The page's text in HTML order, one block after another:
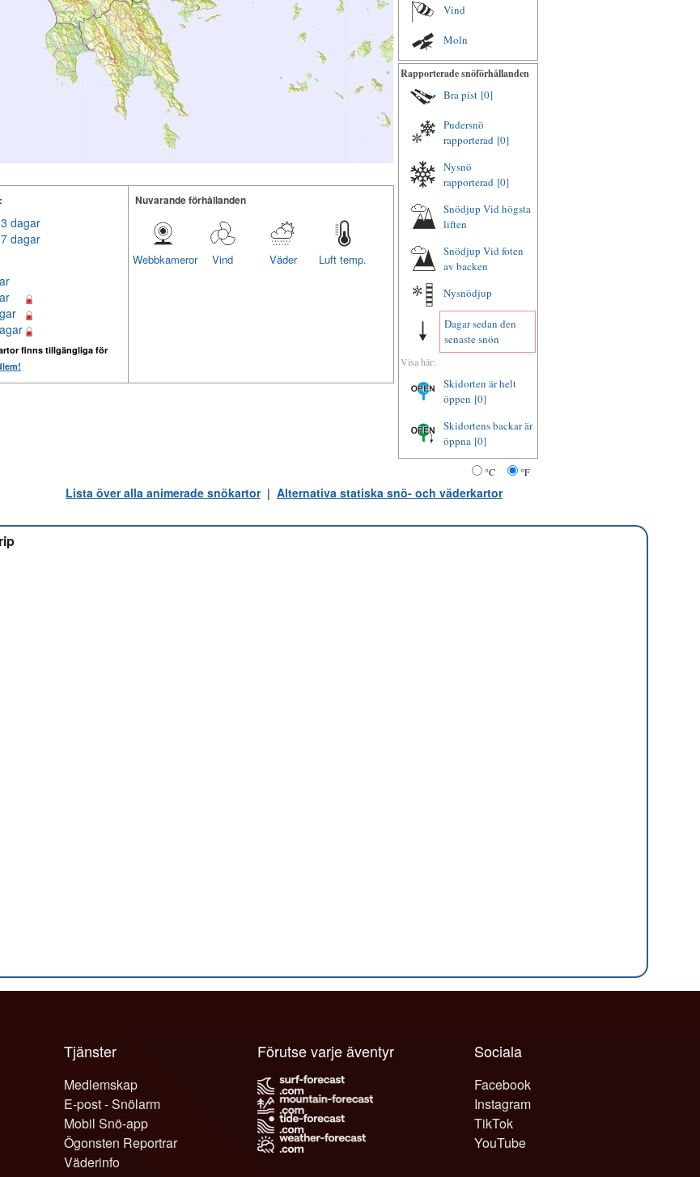
3 dagar
7 dagar
finns tillgängliga för
Nuvarande förhållanden
Luft temp.
Väder
Vind
Webbkameror
Vind
Moln
Rapporterade snöförhållanden
Bra pist [0]
Pudersnö
rapporterad [0]
Nysnö
rapporterad [0]
Snödjup Vid högsta
liften
Snödjup Vid foten
av backen
Nysnödjup
Dagar sedan den
senaste snön
Visa här:
Skidorten är helt
öppen [0]
Skidortens backar är
öppna [0]
°C °F
Lista över alla animerade snökartor| Alternativa statiska snö- och väderkartor
Tjänster
Medlemskap
E-post - Snölarm
Mobil Snö-app
Ögonsten Reportrar
Väderinfo
Sociala
Facebook
Instagram
TikTok
YouTube
Förutse varje äventyr